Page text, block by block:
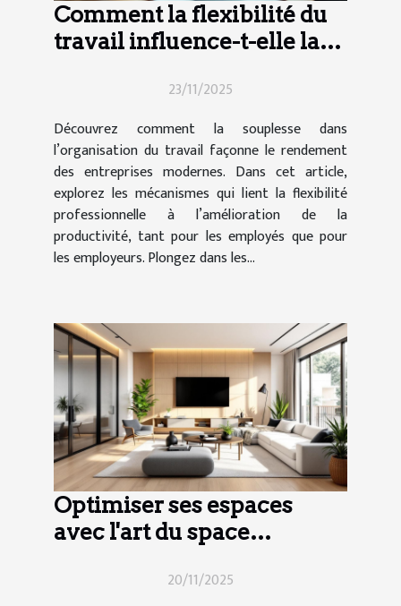
Comment la flexibilité du
travail influence-t-elle la
23/11/2025
Découvrez comment la souplesse dans
l’organisation du travail façonne le rendement
des entreprises modernes. Dans cet article,
explorez les mécanismes qui lient la flexibilité
professionnelle à l’amélioration de la
productivité, tant pour les employés que pour
les employeurs. Plongez dans les...
Optimiser ses espaces
avec l'art du space
20/11/2025